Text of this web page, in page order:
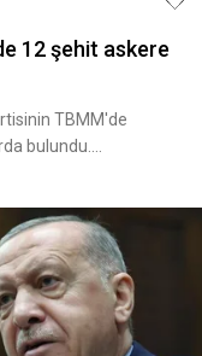
12 şehit askere
TBMM'de
bulundu.